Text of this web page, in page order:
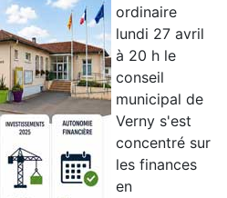
ordinaire
lundi 27 avril
à 20 h le
conseil
municipal de
Verny s'est
concentré sur
les finances
en